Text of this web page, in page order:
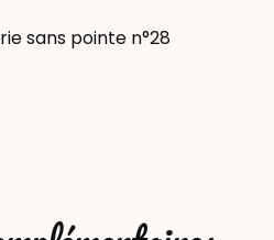
sans pointe n°28